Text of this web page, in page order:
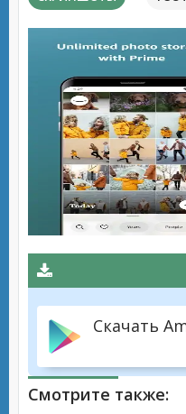
Скачать
Смотрите также: